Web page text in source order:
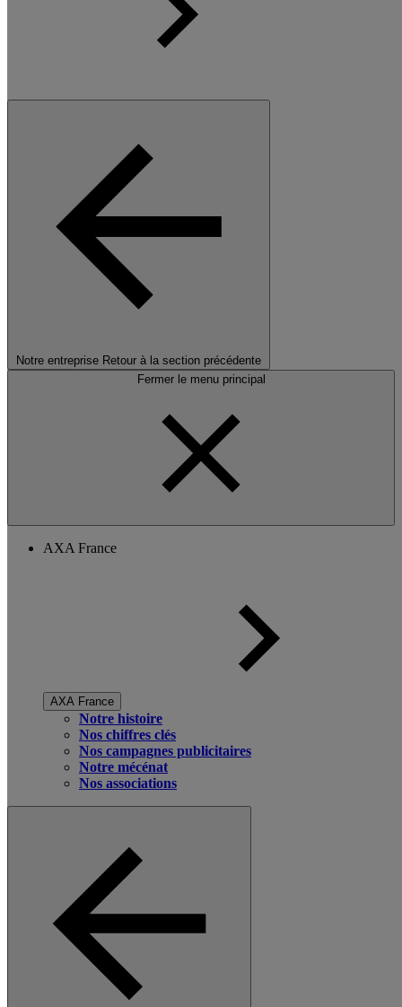
Notre entreprise Retour à la section précédente
Fermer le menu principal
AXA France
AXA France
Notre histoire
Nos chiffres clés
Nos campagnes publicitaires
Notre mécénat
Nos associations